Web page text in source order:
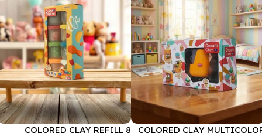
COLORED CLAY
COLORED CLAY REFILL 8